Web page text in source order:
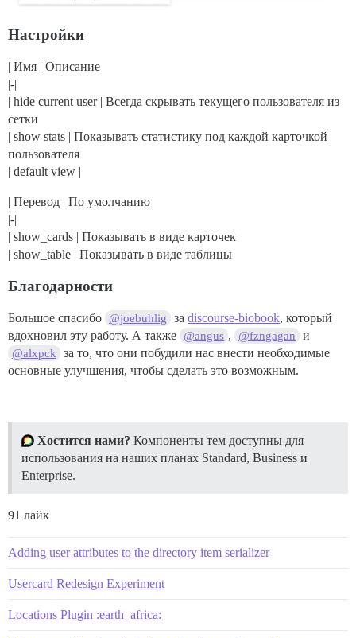
Настройки
| Имя | Описание
|-|
| hide current user | Всегда скрывать текущего пользователя из
сетки
| show stats | Показывать статистику под каждой карточкой
пользователя
| default view |
| Перевод | По умолчанию
|-|
| show_cards | Показывать в виде карточек
| show_table | Показывать в виде таблицы
Благодарности
Большое спасибо @joebuhlig заdiscourse-biobook, который
вдохновил эту работу. А также @angus , @fzngagan и
@alxpck за то, что они побудили нас внести необходимые
основные улучшения, чтобы сделать это возможным.
Хостится нами? Компоненты тем доступны для
использования на наших планах Standard, Business и
Enterprise.
91 лайк
Adding user attributes to the directory item serializer
Usercard Redesign Experiment
Locations Plugin :earth_africa: